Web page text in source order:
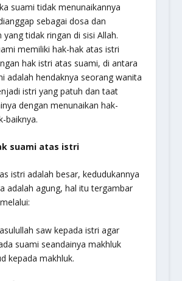
suami tidak menunaikannya
sebagai dosa dan
yang tidak ringan di sisi Allah.
memiliki hak-hak atas istri
hak istri atas suami, di antara
adalah hendaknya seorang wanita
istri yang patuh dan taat
dengan menunaikan hak-
baiknya.
suami atas istri
istri adalah besar, kedudukannya
adalah agung, hal itu tergambar
saw kepada istri agar
suami seandainya makhluk
kepada makhluk.